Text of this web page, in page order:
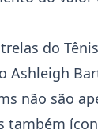
do
Ashleigh
não são
também